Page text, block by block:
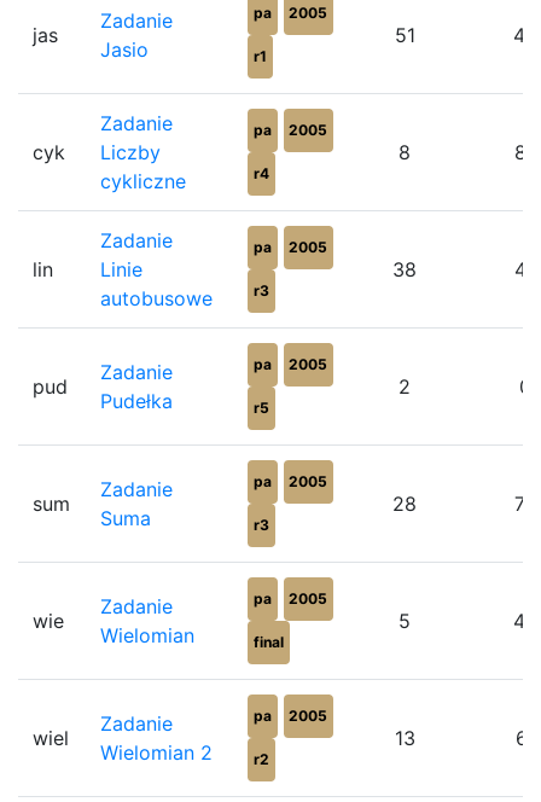
jas
Zadanie
Jasio
pa 2005
r1
51
cyk
Zadanie
Liczby
cykliczne
pa 2005
r4
8
lin
Zadanie
Linie
autobusowe
pa 2005
r3
38
pud
Zadanie
Pudełka
pa 2005
r5
2
sum
Zadanie
Suma
pa 2005
r3
28
wie
Zadanie
Wielomian
pa 2005
final
5
wiel
Zadanie
Wielomian 2
pa 2005
r2
13